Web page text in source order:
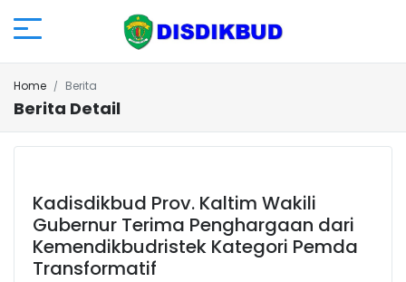
Home Berita
Berita Detail
Kadisdikbud Prov. Kaltim Wakili
Gubernur Terima Penghargaan dari
Kemendikbudristek Kategori Pemda
Transformatif